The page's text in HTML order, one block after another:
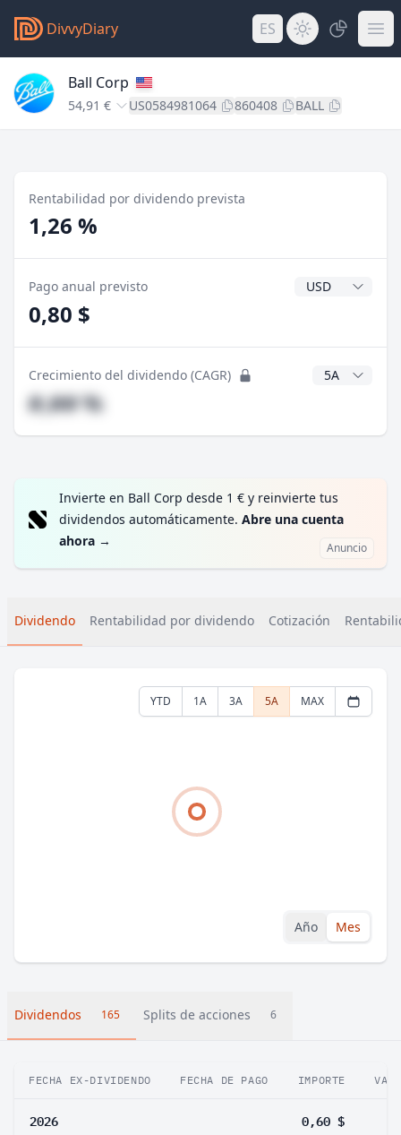
DivvyDiary ES
Ball Corp
54,91 € US0584981064 860408 BALL
Rentabilidad por dividendo prevista
1,26 %
Pago anual previsto Divisa del
0,80 $
Crecimiento del dividendo (CAGR) Años CAGR
#,## %
Invierte en Ball Corp desde 1 € y reinvierte tus
dividendos automáticamente. Abre una cuenta
ahora → Anuncio
Dividendo Rentabilidad por dividendo Cotización
YTD 1A 3A 5A MAX
Año Mes
Dividendos 165 Splits de acciones 6
FECHA EX-DIVIDENDO FECHA DE PAGO IMPORTE
2026 0,60 $